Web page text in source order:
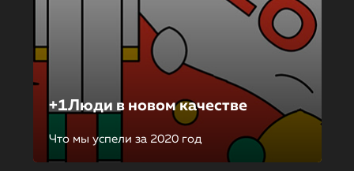
+1Люди в новом качестве
Что мы успели за 2020 год